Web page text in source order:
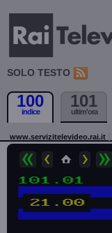
SOLO TESTO
100
indice
101
ultim'ora
www.servizitelevideo.rai.it